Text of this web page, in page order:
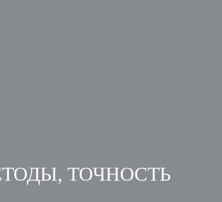
ТОЧНОСТЬ